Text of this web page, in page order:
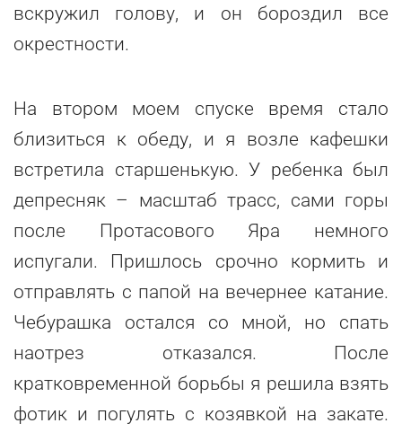
вскружил голову, и он бороздил все
окрестности.
На втором моем спуске время стало
близиться к обеду, и я возле кафешки
встретила старшенькую. У ребенка был
депресняк – масштаб трасс, сами горы
после Протасового Яра немного
испугали. Пришлось срочно кормить и
отправлять с папой на вечернее катание.
Чебурашка остался со мной, но спать
наотрез отказался. После
кратковременной борьбы я решила взять
фотик и погулять с козявкой на закате.